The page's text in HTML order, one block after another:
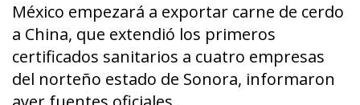
México empezará a exportar carne de cerdo
a China, que extendió los primeros
certificados sanitarios a cuatro empresas
del norteño estado de Sonora, informaron